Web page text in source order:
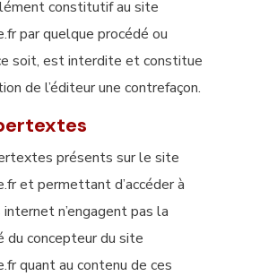
constitutif au site
par quelque procédé ou
soit, est interdite et constitue
de l’éditeur une contrefaçon.
présents sur le site
et permettant d’accéder à
n’engagent pas la
du concepteur du site
quant au contenu de ces